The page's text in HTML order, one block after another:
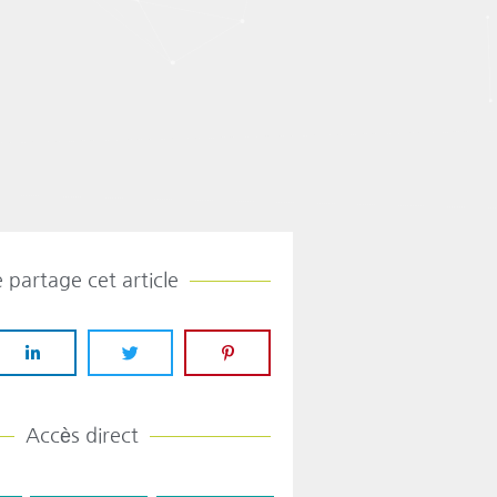
partage cet article
Accès direct